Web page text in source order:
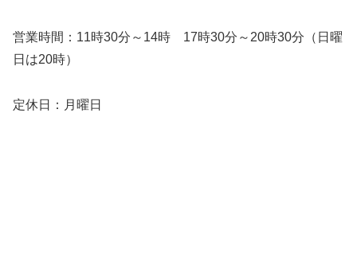
営業時間：11時30分～14時 17時30分～20時30分（日曜
日は20時）
定休日：月曜日